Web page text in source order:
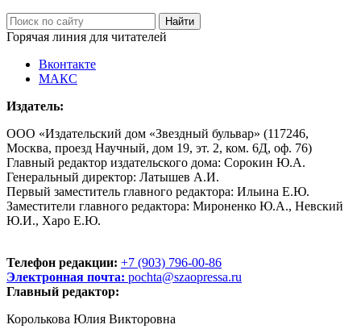
Горячая линия для читателей
Вконтакте
МАКС
Издатель:
ООО «Издательский дом «Звездный бульвар» (117246,
Москва, проезд Научный, дом 19, эт. 2, ком. 6Д, оф. 76)
Главный редактор издательского дома: Сорокин Ю.А.
Генеральный директор: Латышев А.И.
Первый заместитель главного редактора: Ильина Е.Ю.
Заместители главного редактора: Мироненко Ю.А., Невский
Ю.И., Харо Е.Ю.
Телефон редакции: +7 (903) 796-00-86
Электронная почта: pochta@szaopressa.ru
Главный редактор:
Королькова Юлия Викторовна